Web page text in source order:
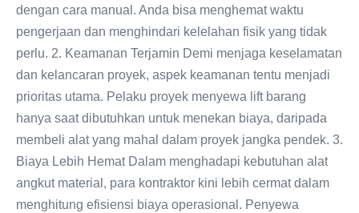
dengan cara manual. Anda bisa menghemat waktu
pengerjaan dan menghindari kelelahan fisik yang tidak
perlu. 2. Keamanan Terjamin Demi menjaga keselamatan
dan kelancaran proyek, aspek keamanan tentu menjadi
prioritas utama. Pelaku proyek menyewa lift barang
hanya saat dibutuhkan untuk menekan biaya, daripada
membeli alat yang mahal dalam proyek jangka pendek. 3.
Biaya Lebih Hemat Dalam menghadapi kebutuhan alat
angkut material, para kontraktor kini lebih cermat dalam
menghitung efisiensi biaya operasional. Penyewa